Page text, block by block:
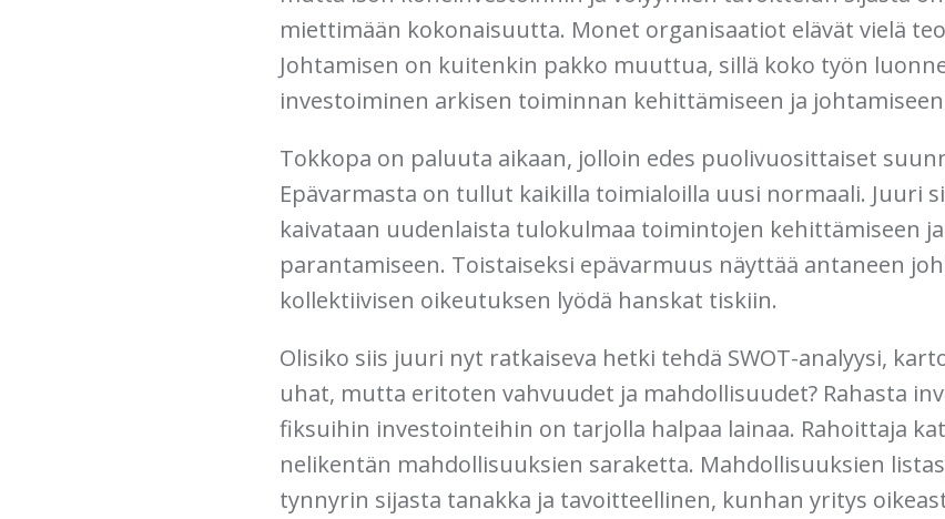
miettimään kokonaisuutta. Monet organisaatiot elävät vielä
Johtamisen on kuitenkin pakko muuttua, sillä koko työn
investoiminen arkisen toiminnan kehittämiseen ja
Tokkopa on paluuta aikaan, jolloin edes puolivuosittaiset
Epävarmasta on tullut kaikilla toimialoilla uusi normaali. Juuri
kaivataan uudenlaista tulokulmaa toimintojen kehittämiseen
parantamiseen. Toistaiseksi epävarmuus näyttää antaneen
kollektiivisen oikeutuksen lyödä hanskat tiskiin.
Olisiko siis juuri nyt ratkaiseva hetki tehdä SWOT-analyysi,
uhat, mutta eritoten vahvuudet ja mahdollisuudet? Rahasta
fiksuihin investointeihin on tarjolla halpaa lainaa. Rahoittaja
nelikentän mahdollisuuksien saraketta. Mahdollisuuksien
tynnyrin sijasta tanakka ja tavoitteellinen, kunhan yritys